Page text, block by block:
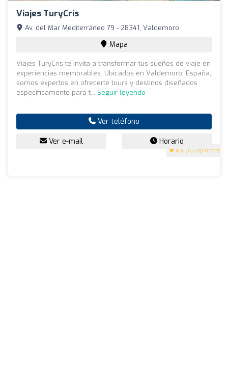
Viajes TuryCris
4.9 (163 opiniones)
Av. del Mar Mediterráneo 79 - 28341, Valdemoro
Mapa
Viajes TuryCris te invita a transformar tus sueños de viaje en
experiencias memorables. Ubicados en Valdemoro, España,
somos expertos en ofrecerte tours y destinos diseñados
específicamente para t... Seguir leyendo
Ver teléfono
Ver e-mail Horario